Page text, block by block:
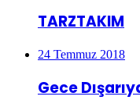
TARZTAKIM
24 Temmuz 2018
Gece